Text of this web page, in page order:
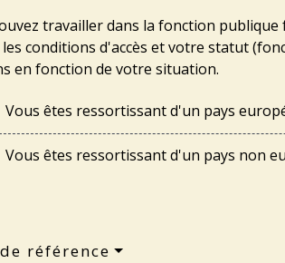
travailler dans la fonction
conditions d'accès et votre statut
en fonction de votre situation.
Vous êtes ressortissant d'un pays
Vous êtes ressortissant d'un pays non
référence